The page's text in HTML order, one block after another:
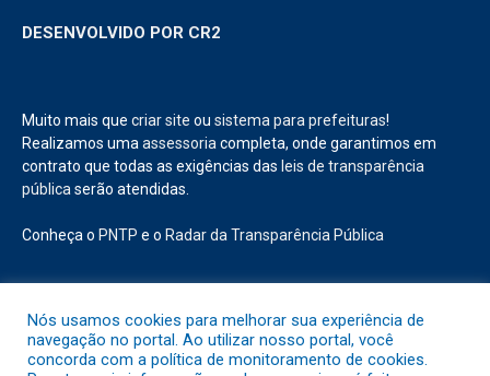
DESENVOLVIDO POR CR2
Muito mais que criar site ou sistema para prefeituras!
Realizamos uma assessoria completa, onde garantimos em
contrato que todas as exigências das leis de transparência
pública serão atendidas.
Conheça o PNTP e o Radar da Transparência Pública
Todos os direitos reservados a Prefeitura Municipal de Abaetetuba.
Nós usamos cookies para melhorar sua experiência de
navegação no portal. Ao utilizar nosso portal, você
concorda com a política de monitoramento de cookies.